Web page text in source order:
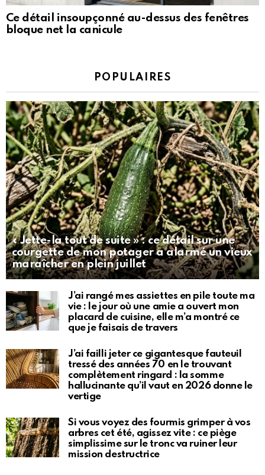
Ce détail insoupçonné au-dessus des fenêtres
bloque net la canicule
POPULAIRES
« Jette-la tout de suite » : ce détail sur une
courgette de mon potager a alarmé un vieux
maraîcher en plein juillet
J’ai rangé mes assiettes en pile toute ma
vie : le jour où une amie a ouvert mon
placard de cuisine, elle m’a montré ce
que je faisais de travers
J’ai failli jeter ce gigantesque fauteuil
tressé des années 70 en le trouvant
complètement ringard : la somme
hallucinante qu’il vaut en 2026 donne le
vertige
Si vous voyez des fourmis grimper à vos
arbres cet été, agissez vite : ce piège
simplissime sur le tronc va ruiner leur
mission destructrice